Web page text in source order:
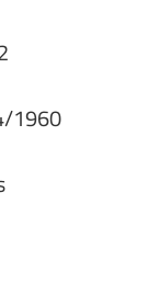
1960